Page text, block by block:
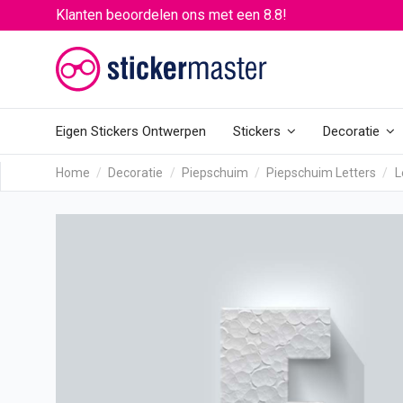
Klanten beoordelen ons met een 8.8!
Eigen Stickers Ontwerpen Stickers Decoratie
Home Decoratie Piepschuim Piepschuim Letters